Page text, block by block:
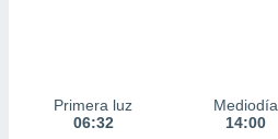
Primera luz
06:32
Mediodía
14:00